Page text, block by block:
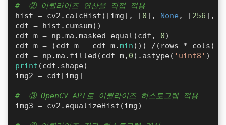
#--② 이퀄라이즈 연산을 직접 적용
hist = cv2.calcHist([img], [0], None, [256], [
cdf =
cdf_m = np.ma.masked_equal(cdf, 0
cdf_m = (cdf_m - cdf_m.min ()) /(rows * cols)
cdf = np.ma.filled(cdf_m, 0).astype( 'uint8'
print (cdf.shape)
img2 =
#--③ OpenCV API로 이퀄라이즈 히스토그램 적용
img3 = cv2.equalizeHist(img)